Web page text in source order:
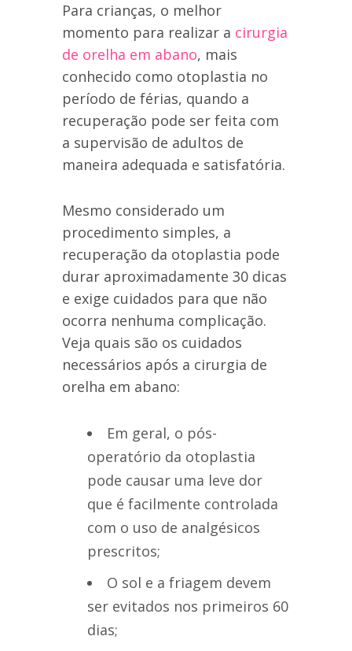
Para crianças, o melhor
momento para realizar a cirurgia
de orelha em abano, mais
conhecido como otoplastia no
período de férias, quando a
recuperação pode ser feita com
a supervisão de adultos de
maneira adequada e satisfatória.
Mesmo considerado um
procedimento simples, a
recuperação da otoplastia pode
durar aproximadamente 30 dicas
e exige cuidados para que não
ocorra nenhuma complicação.
Veja quais são os cuidados
necessários após a cirurgia de
orelha em abano:
Em geral, o pós-
operatório da otoplastia
pode causar uma leve dor
que é facilmente controlada
com o uso de analgésicos
prescritos;
O sol e a friagem devem
ser evitados nos primeiros 60
dias;